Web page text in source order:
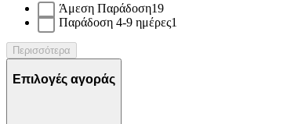
Άμεση Παράδοση19
Παράδοση 4-9 ημέρες1
Περισσότερα
Επιλογές αγοράς